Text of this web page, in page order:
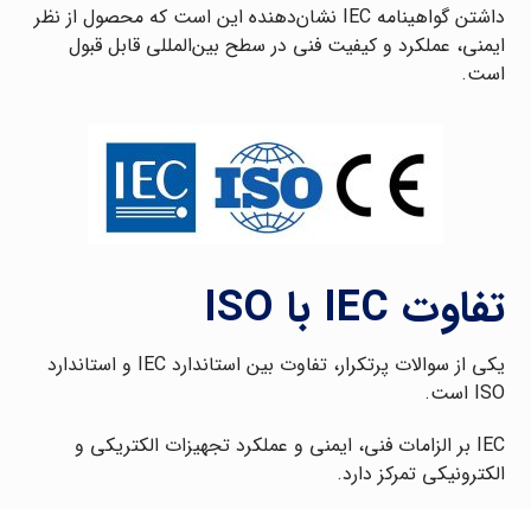
داشتن گواهینامه IEC نشان‌دهنده این است که محصول از نظر
ایمنی، عملکرد و کیفیت فنی در سطح بین‌المللی قابل قبول
است.
تفاوت IEC با ISO
یکی از سوالات پرتکرار، تفاوت بین استاندارد IEC و استاندارد
ISO است.
IEC بر الزامات فنی، ایمنی و عملکرد تجهیزات الکتریکی و
الکترونیکی تمرکز دارد.